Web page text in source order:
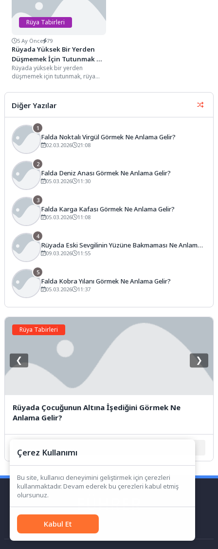
Rüya Tabirleri
5 Ay Önce 79
Rüyada Yüksek Bir Yerden
Düşmemek İçin Tutunmak Ne
Anlama Gelir?
Rüyada yüksek bir yerden
düşmemek için tutunmak, rüya
sarsılmaz sandığı mevcut
konumunu...
Diğer Yazılar
1
Falda Noktalı Virgül Görmek Ne Anlama Gelir?
02.03.2026 21:08
2
Falda Deniz Anası Görmek Ne Anlama Gelir?
05.03.2026 11:30
3
Falda Karga Kafası Görmek Ne Anlama Gelir?
05.03.2026 11:08
4
Rüyada Eski Sevgilinin Yüzüne Bakmaması Ne Anlama
Gelir?
09.03.2026 11:55
5
Falda Kobra Yılanı Görmek Ne Anlama Gelir?
05.03.2026 11:37
Rüya Tabirleri
Rüyada Çocuğunun Altına İşediğini Görmek Ne
Anlama Gelir?
❮ ❯
Çerez Kullanımı
Bu site, kullanıcı deneyimini geliştirmek için çerezleri
kullanmaktadır. Devam ederek bu çerezleri kabul etmiş
olursunuz.
Kabul Et